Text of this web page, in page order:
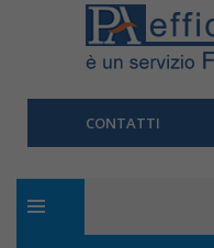
CONTATTI